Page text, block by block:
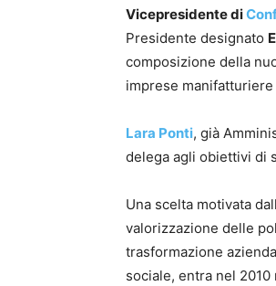
Vicepresidente di
Presidente designato
composizione della
imprese
Lara Ponti, già
delega agli obiettivi di
Una scelta motivata
valorizzazione delle
trasformazione
sociale, entra nel 2010